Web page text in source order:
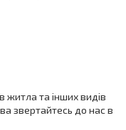
житла та інших видів
звертайтесь до нас в